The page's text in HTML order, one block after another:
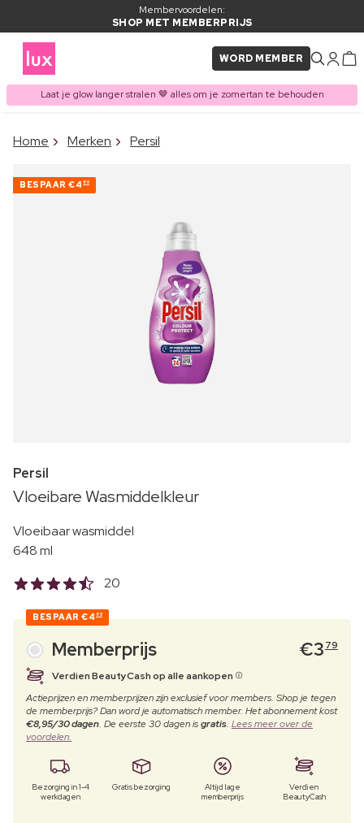
Membervoordelen:
SHOP MET MEMBERPRIJS
WORD MEMBER
Laat je glow langer stralen 🤎 alles om je zomertan te behouden
ITEM TOEGEVOEGD AAN
Home Merken Persil
BESPAAR €4 80
Persil
Vloeibare Wasmiddelkleur
Vloeibaar wasmiddel
648 ml
20
BESPAAR €4 80
Memberprijs €3 79
Verdien BeautyCash op alle aankopen
Actieprijzen en memberprijzen zijn exclusief voor members. Shop je tegen
de memberprijs? Dan word je automatisch member. Het abonnement kost
€8,95/30 dagen. De eerste 30 dagen isgratis. Lees meer over de
voordelen.
Bezorging in 1-4
werkdagen
Gratis bezorging
Altijd lage
memberprijs
Verdien
BeautyCash